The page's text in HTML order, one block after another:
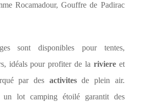
Rocamadour, Gouffre de Padirac
sont disponibles pour tentes,
idéals pour profiter de la riviereet
par des activitesde plein air.
un lot camping étoilé garantit des